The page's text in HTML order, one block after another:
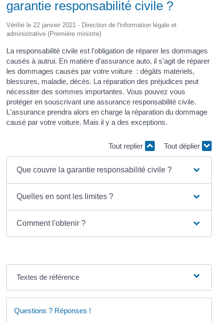
garantie responsabilité civile ?
Vérifié le 22 janvier 2021 - Direction de l'information légale et
administrative (Première ministre)
La responsabilité civile est l'obligation de réparer les dommages
causés à autrui. En matière d'assurance auto, il s'agit de réparer
les dommages causés par votre voiture : dégâts matériels,
blessures, maladie, décès. La réparation des préjudices peut
nécessiter des sommes importantes. Vous pouvez vous
protéger en souscrivant une assurance responsabilité civile.
L'assurance prendra alors en charge la réparation du dommage
causé par votre voiture. Mais il y a des exceptions.
Tout replier Tout déplier
Que couvre la garantie responsabilité civile ?
Quelles en sont les limites ?
Comment l'obtenir ?
Textes de référence
Questions ? Réponses !